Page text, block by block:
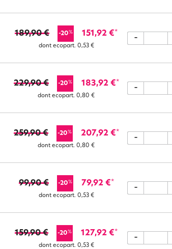
189,90 € -20% 151,92 €*
dont ecopart. 0,53 €
-
229,90 € -20% 183,92 €*
dont ecopart. 0,80 €
-
259,90 € -20% 207,92 €*
dont ecopart. 0,80 €
-
99,90 € -20% 79,92 €*
dont ecopart. 0,53 €
-
159,90 € -20% 127,92 €*
dont ecopart. 0,53 €
-